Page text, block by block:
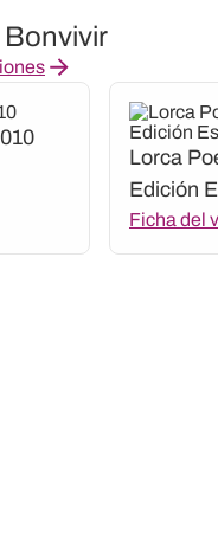
Bonvivir
Lorca
Edición
Ficha del